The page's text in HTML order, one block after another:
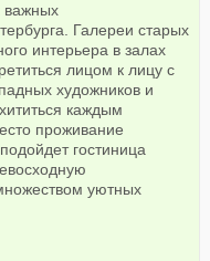
важных
Галереи старых
интерьера в залах
лицом к лицу с
художников и
каждым
проживание
гостиница
уютных